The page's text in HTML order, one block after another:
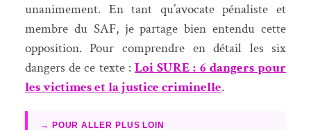
unanimement. En tant qu’avocate pénaliste et
membre du SAF, je partage bien entendu cette
opposition. Pour comprendre en détail les six
dangers de ce texte : Loi SURE : 6 dangers pour
les victimes et la justice criminelle.
→ POUR ALLER PLUS LOIN